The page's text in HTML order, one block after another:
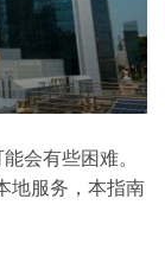
会有些困难。
地服务，本指南